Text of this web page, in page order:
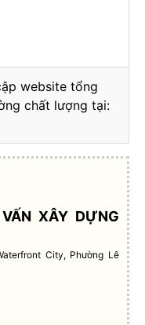
website tổng
chất lượng tại:
XÂY DỰNG
City, Phường Lê